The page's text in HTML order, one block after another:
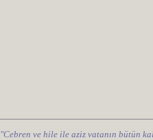
"Cebren ve hile ile aziz vatanın bütün